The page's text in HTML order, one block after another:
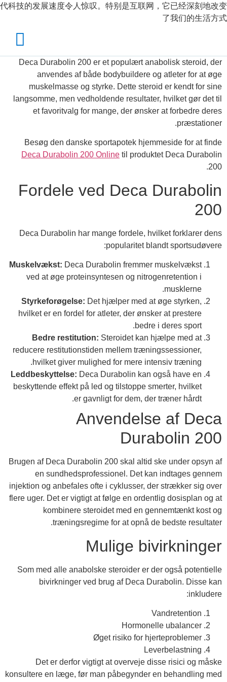
代科技的发展速度令人惊叹。特别是互联网，它已经深刻地改变
了我们的生活方式
Deca Durabolin 200 er et populært anabolisk steroid, der
anvendes af både bodybuildere og atleter for at øge
muskelmasse og styrke. Dette steroid er kendt for sine
langsomme, men vedholdende resultater, hvilket gør det til
et favoritvalg for mange, der ønsker at forbedre deres
præstationer.
Besøg den danske sportapotek hjemmeside for at finde
Deca Durabolin 200 Online til produktet Deca Durabolin
200.
Fordele ved Deca Durabolin
200
Deca Durabolin har mange fordele, hvilket forklarer dens
popularitet blandt sportsudøvere:
Muskelvækst: Deca Durabolin fremmer muskelvækst
ved at øge proteinsyntesen og nitrogenretention i
musklerne.
Styrkeforøgelse: Det hjælper med at øge styrken,
hvilket er en fordel for atleter, der ønsker at prestere
bedre i deres sport.
Bedre restitution: Steroidet kan hjælpe med at
reducere restitutionstiden mellem træningssessioner,
hvilket giver mulighed for mere intensiv træning.
Leddbeskyttelse: Deca Durabolin kan også have en
beskyttende effekt på led og tilstoppe smerter, hvilket
er gavnligt for dem, der træner hårdt.
Anvendelse af Deca
Durabolin 200
Brugen af Deca Durabolin 200 skal altid ske under opsyn af
en sundhedsprofessionel. Det kan indtages gennem
injektion og anbefales ofte i cyklusser, der strækker sig over
flere uger. Det er vigtigt at følge en ordentlig dosisplan og at
kombinere steroidet med en gennemtænkt kost og
træningsregime for at opnå de bedste resultater.
Mulige bivirkninger
Som med alle anabolske steroider er der også potentielle
bivirkninger ved brug af Deca Durabolin. Disse kan
inkludere:
Vandretention
Hormonelle ubalancer
Øget risiko for hjerteproblemer
Leverbelastning
Det er derfor vigtigt at overveje disse risici og måske
konsultere en læge, før man påbegynder en behandling med